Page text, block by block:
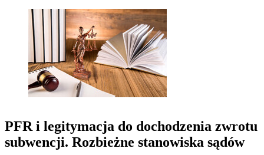
PFR i legitymacja do dochodzenia zwrotu
subwencji. Rozbieżne stanowiska sądów